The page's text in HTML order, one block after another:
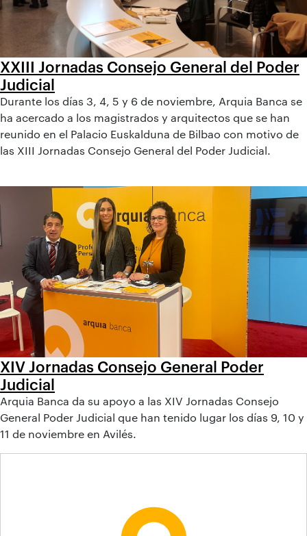
XXIII Jornadas Consejo General del Poder
Judicial
Durante los días 3, 4, 5 y 6 de noviembre, Arquia Banca se
ha acercado a los magistrados y arquitectos que se han
reunido en el Palacio Euskalduna de Bilbao con motivo de
las XIII Jornadas Consejo General del Poder Judicial.
XIV Jornadas Consejo General Poder
Judicial
Arquia Banca da su apoyo a las XIV Jornadas Consejo
General Poder Judicial que han tenido lugar los días 9, 10 y
11 de noviembre en Avilés.